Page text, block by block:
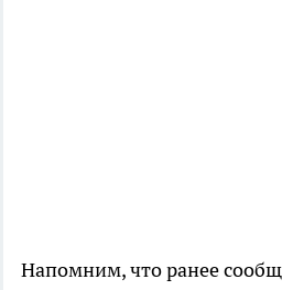
Напомним, что ранее